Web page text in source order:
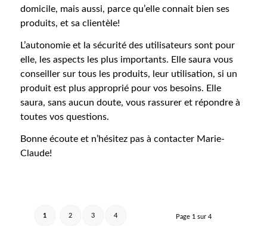
domicile, mais aussi, parce qu’elle connait bien ses
produits, et sa clientèle!
L’autonomie et la sécurité des utilisateurs sont pour
elle, les aspects les plus importants. Elle saura vous
conseiller sur tous les produits, leur utilisation, si un
produit est plus approprié pour vos besoins. Elle
saura, sans aucun doute, vous rassurer et répondre à
toutes vos questions.
Bonne écoute et n’hésitez pas à contacter Marie-
Claude!
Page 1 sur 4
1 2 3 4